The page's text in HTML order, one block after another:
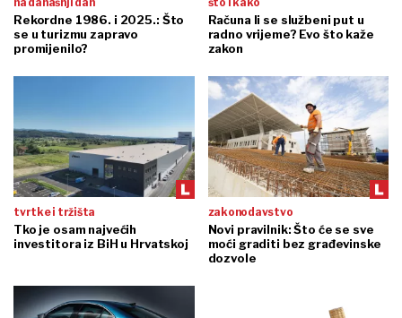
Rekordne 1986. i 2025.: Što
se u turizmu zapravo
promijenilo?
Računa li se službeni put u
radno vrijeme? Evo što kaže
zakon
tvrtke i tržišta
Tko je osam najvećih
investitora iz BiH u Hrvatskoj
zakonodavstvo
Novi pravilnik: Što će se sve
moći graditi bez građevinske
dozvole